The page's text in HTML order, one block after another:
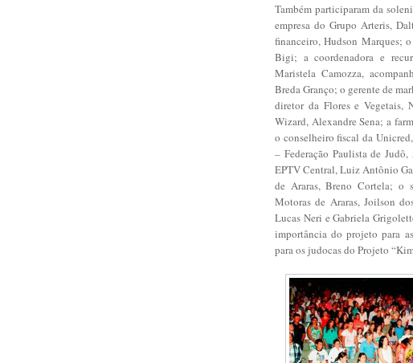
Também participaram da
empresa do Grupo Arteris,
financeiro, Hudson Marques;
Bigi; a coordenadora e
Maristela Camozza,
Breda Granço; o gerente de
diretor da Flores e Vegetais,
Wizard, Alexandre Sena; a
o conselheiro fiscal da
– Federação Paulista de
EPTV Central, Luiz Antônio
de Araras, Breno Cortela; o
Motoras de Araras, Joilson
Lucas Neri e Gabriela
importância do projeto para
para os judocas do Projeto